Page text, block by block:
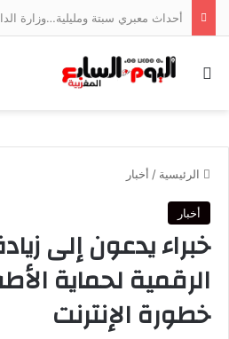
أحداث معبري سبتة ومليلية…وزارة
بحث عن
الرئيسية / أخبار
أخبار
خبراء يدعون إلى
الرقمية لحماية
خطورة الإنترنت